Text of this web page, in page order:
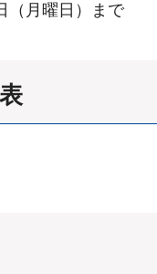
（月曜日）まで